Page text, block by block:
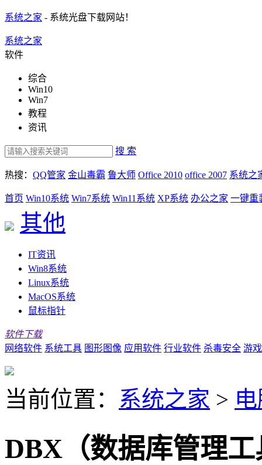
系统之家 - 系统光盘下载网站！
系统之家
软件
综合
Win10
Win7
教程
资讯
搜 索
热搜： QQ管家 金山毒霸 鲁大师 Office 2010 office 2007 系统之
首页 Win10系统 Win7系统 Win11系统 XP系统 办公之家 一键重
其他
IT资讯
Win8系统
Linux系统
MacOS系统
鼠标指针
软件下载
网络软件 系统工具 图形图像 应用软件 行业软件 杀毒安全 游
当前位置： 系统之家 >
DBX（数据库管理